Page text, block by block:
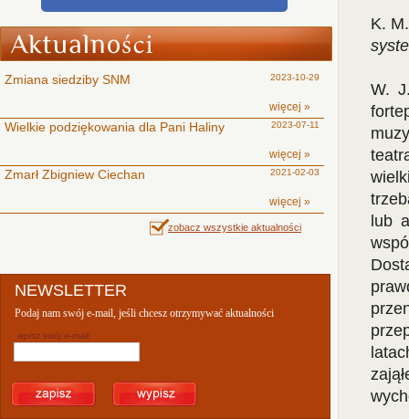
Zmiana siedziby SNM 2023-10-29
więcej »
Wielkie podziękowania dla Pani Haliny 2023-07-11
więcej »
Zmarł Zbigniew Ciechan 2021-02-03
więcej »
zobacz wszystkie aktualności
NEWSLETTER
Podaj nam swój e-mail, jeśli chcesz otrzymywać aktualności
wpisz swój e-mail:
K.
W.
lub